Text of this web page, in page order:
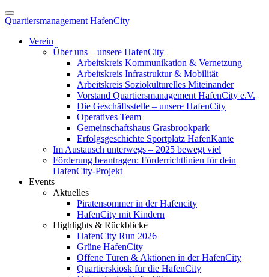
Quartiersmanagement HafenCity
Verein
Über uns – unsere HafenCity
Arbeitskreis Kommunikation & Vernetzung
Arbeitskreis Infrastruktur & Mobilität
Arbeitskreis Soziokulturelles Miteinander
Vorstand Quartiersmanagement HafenCity e.V.
Die Geschäftsstelle – unsere HafenCity
Operatives Team
Gemeinschaftshaus Grasbrookpark
Erfolgsgeschichte Sportplatz HafenKante
Im Austausch unterwegs – 2025 bewegt viel
Förderung beantragen: Förderrichtlinien für dein
HafenCity-Projekt
Events
Aktuelles
Piratensommer in der Hafencity
HafenCity mit Kindern
Highlights & Rückblicke
HafenCity Run 2026
Grüne HafenCity
Offene Türen & Aktionen in der HafenCity
Quartierskiosk für die HafenCity